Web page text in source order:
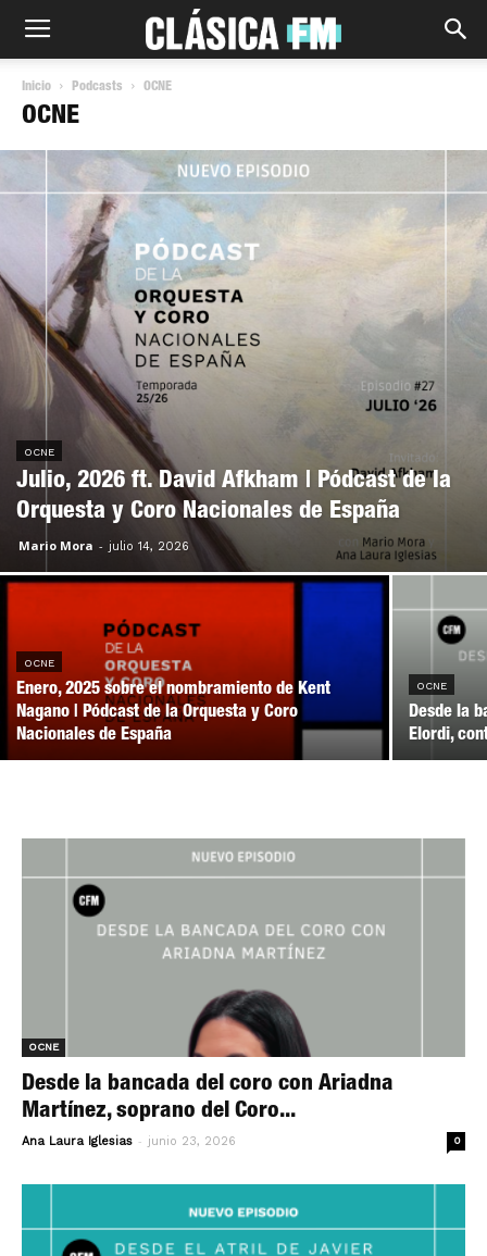
Inicio Podcasts OCNE
OCNE
OCNE
Julio, 2026 ft. David Afkham | Pódcast de la
Orquesta y Coro Nacionales de España
Mario Mora - julio 14, 2026
OCNE
Enero, 2025 sobre el nombramiento de Kent
Nagano | Pódcast de la Orquesta y Coro
Nacionales de España
OCNE
Desde la
Elordi,
OCNE
Desde la bancada del coro con Ariadna
Martínez, soprano del Coro...
Ana Laura Iglesias - junio 23, 2026 0